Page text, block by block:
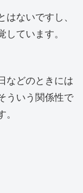
ないですし、
ています。
などのときには
ういう関係性で